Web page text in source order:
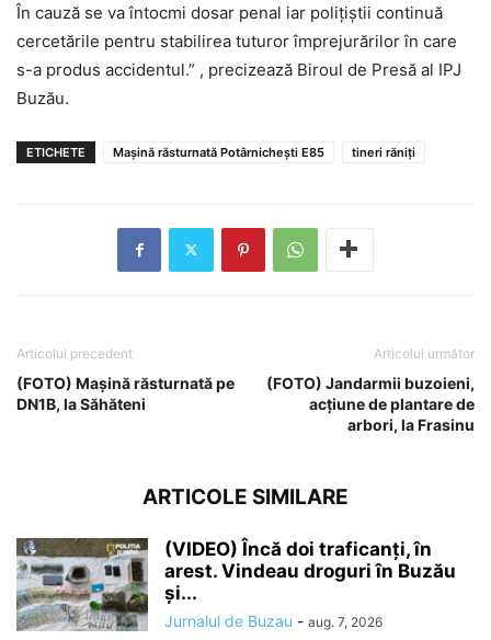
În cauză se va întocmi dosar penal iar polițiștii continuă
cercetările pentru stabilirea tuturor împrejurărilor în care
s-a produs accidentul.” , precizează Biroul de Presă al IPJ
Buzău.
ETICHETE Mașină răsturnată Potârnichești E85 tineri răniți
Articolul precedent
(FOTO) Mașină răsturnată pe
DN1B, la Săhăteni
Articolul următor
(FOTO) Jandarmii buzoieni,
acțiune de plantare de
arbori, la Frasinu
ARTICOLE SIMILARE
(VIDEO) Încă doi traficanți, în
arest. Vindeau droguri în Buzău
și...
Jurnalul de Buzau - aug. 7, 2026